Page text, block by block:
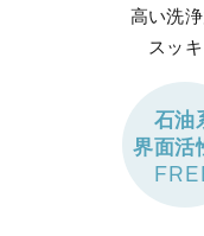
高い洗
スッ
石油
界面活